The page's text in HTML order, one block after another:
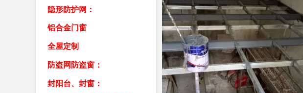
隐形防护网：
铝合金门窗
全屋定制
防盗网防盗窗：
封阳台、封窗：